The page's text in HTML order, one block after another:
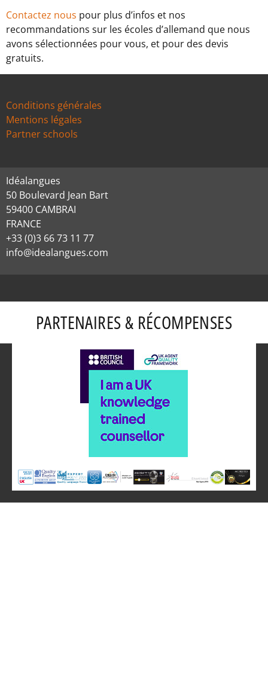
Contactez nous pour plus d’infos et nos
recommandations sur les écoles d’allemand que nous
avons sélectionnées pour vous, et pour des devis
gratuits.
Conditions générales
Mentions légales
Partner schools
Idéalangues
50 Boulevard Jean Bart
59400 CAMBRAI
FRANCE
+33 (0)3 66 73 11 77
info@idealangues.com
PARTENAIRES & RÉCOMPENSES